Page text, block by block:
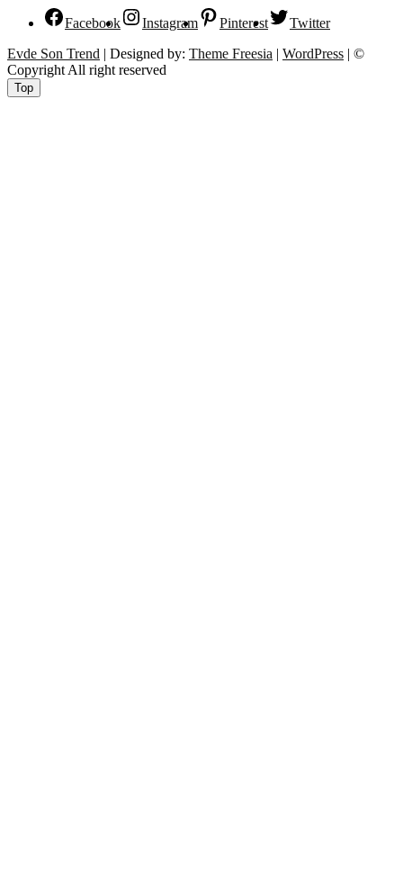
Facebook Instagram Pinterest
Twitter
Evde Son Trend | Designed by: Theme Freesia | WordPress | ©
Copyright All right reserved
Top